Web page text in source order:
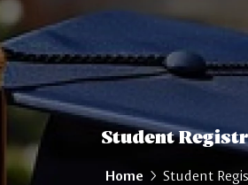
Student
Home Student